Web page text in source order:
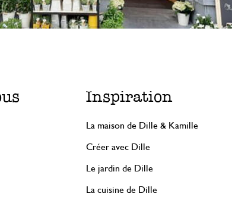
Inspiration
La maison de Dille & Kamille
Créer avec Dille
Le jardin de Dille
La cuisine de Dille